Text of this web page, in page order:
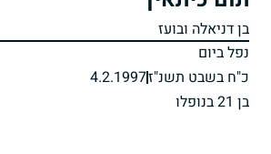
בן דניאלה ובועז
נפל ביום
כ"ח בשבט תשנ"ז4.2.1997
בן 21 בנופלו